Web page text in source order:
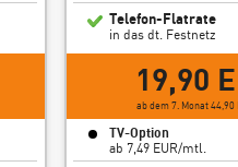
Telefon-Flatrate
in das dt. Festnetz
19,90
ab dem 7. Monat 44,90
TV-Option
ab 7,49 EUR/mtl.